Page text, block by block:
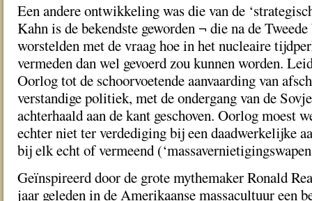
Een andere ontwikkeling was die van de
Kahn is de bekendste geworden ¬ die na de
worstelden met de vraag hoe in het nucleaire
vermeden dan wel gevoerd zou kunnen worden.
Oorlog tot de schoorvoetende aanvaarding van
verstandige politiek, met de ondergang van de
achterhaald aan de kant geschoven. Oorlog moest
echter niet ter verdediging bij een daadwerkelijke
bij elk echt of vermeend
Geïnspireerd door de grote mythemaker Ronald
jaar geleden in de Amerikaanse massacultuur een